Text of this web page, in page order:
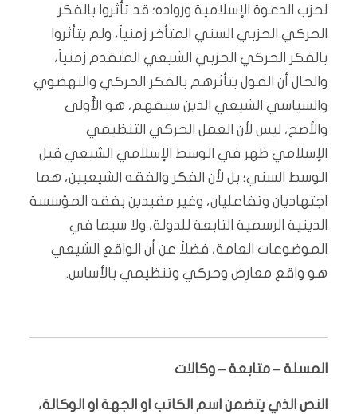
لحزب الدعوة الإسلامية ورواده؛ قد تأثروا بالفكر
الحركي الحزبي السني المتأخر زمنياً، ولم يتأثروا
بالفكر الحركي الحزبي الشيعي المتقدم زمنياً،
والحال أن القول بتأثرهم بالفكر الحركي والنهضوي
والسياسي الشيعي الذين سبقهم، هو الأَولى
والأصح، ليس لأن العمل الحركي التنظيمي
الإسلامي ظهر في الوسط الإسلامي الشيعي قبل
الوسط السني؛ بل لأن الفكر والفقه الشيعيين، هما
اجتهاديان وتفاعليان، وغير مقيدين بفقه المؤسسة
الدينية الرسمية التابعة للدولة، ولا سيما في
الموضوعات العامة، فضلاً عن أن الواقع الشيعي
هو واقع معارِض وحركي وتنظيمي بالأساس.
المسلة – متابعة – وكالات
النص الذي يتضمن اسم الكاتب او الجهة او الوكالة،